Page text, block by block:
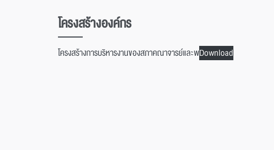
โครงสร้างองค์กร
โครงสร้างการบริหารงานของสภาคณาจารย์และพDownload